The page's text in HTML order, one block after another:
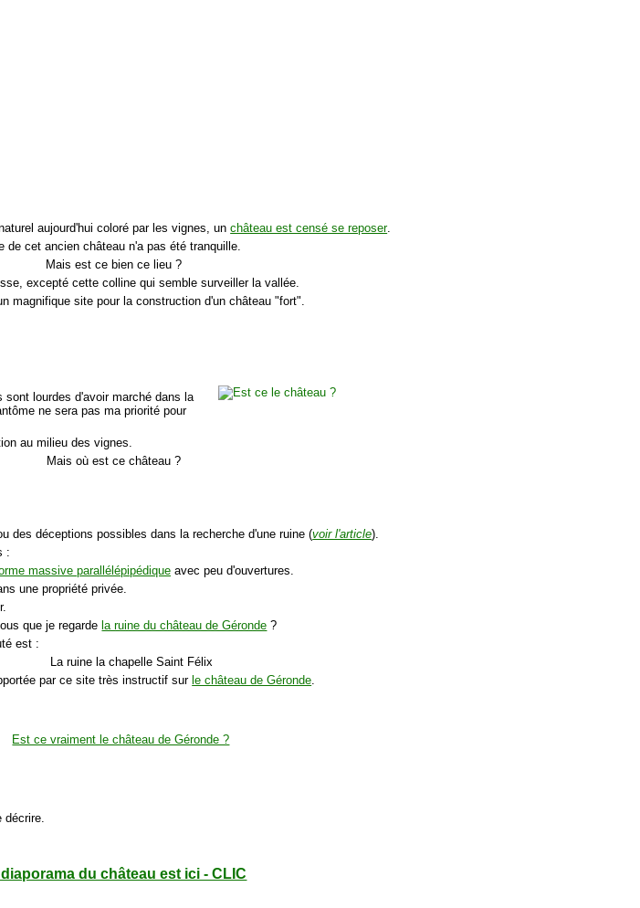
aujourd'hui coloré par les vignes, unchâteau est censé se reposer.
cet ancien château n'a pas été tranquille.
Mais est ce bien ce lieu ?
excepté cette colline qui semble surveiller la vallée.
magnifique site pour la construction d'un château "fort".
lourdes d'avoir marché dans la
ne sera pas ma priorité pour
au milieu des vignes.
Mais où est ce château ?
des déceptions possibles dans la recherche d'une ruine (voir l'article).
:
massive parallélépipédiqueavec peu d'ouvertures.
une propriété privée.
que je regarde la ruine du château de Géronde ?
est :
La ruine la chapelle Saint Félix
par ce site très instructif sur le château de Géronde
diaporama du château est ici - CLIC